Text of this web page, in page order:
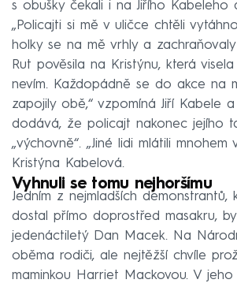
s obušky čekali i na Jiřího Kabeleho
„Policajti si mě v uličce chtěli
holky se na mě vrhly a
Rut pověsila na Kristýnu, která
nevím. Každopádně se do akce na
zapojily obě,“ vzpomíná Jiří Kabele
dodává, že policajt nakonec jejího
„výchovně“. „Jiné lidi mlátili mnohem
Kristýna Kabelová.
Vyhnuli se tomu nejhoršímu
Jedním z nejmladších demonstrantů,
dostal přímo doprostřed masakru,
jedenáctiletý Dan Macek. Na
oběma rodiči, ale nejtěžší chvíle
maminkou Harriet Mackovou. V jeho